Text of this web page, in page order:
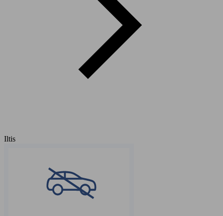
Iltis